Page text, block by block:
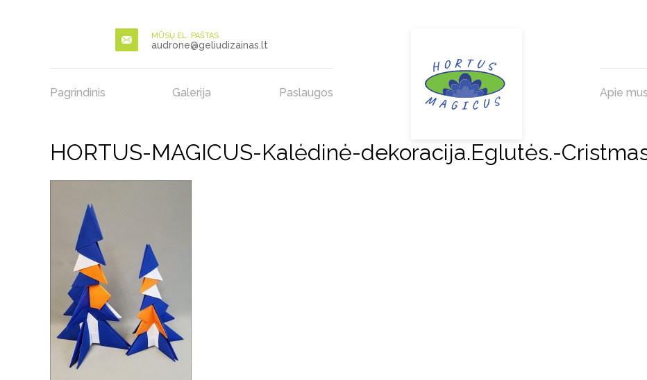
MŪSŲ EL. PAŠTAS
audrone@geliudizainas.lt
Pagrindinis Galerija Paslaugos Apie mus
HORTUS-MAGICUS-Kalėdinė-dekoracija.Eglutės.-